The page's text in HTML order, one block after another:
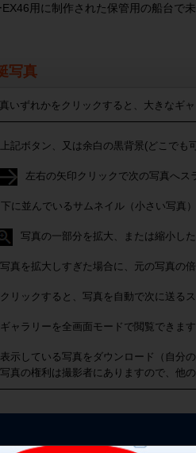
用に制作された保管用の船台で
写真
いずれかをクリックすると、大きなギ
上記ボタン、又は余白の黒背景(どこでも
左右の矢印クリックで次の写真へス
下に並んでいるサムネイル（小さい写真
写真の一部分を拡大、または縮小し
写真を拡大しすぎた場合に、元の写真の
クリックすると、写真を自動で次に送る
ギャラリーを全画面モードで閲覧できま
表示している写真をダウンロード（自分
写真の権利は撮影者にありますので、他